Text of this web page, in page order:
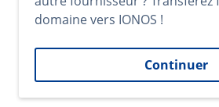
domaine vers IONOS !
Continuer